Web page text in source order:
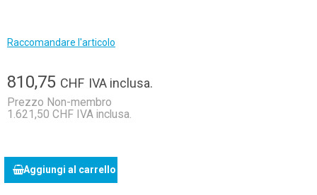
Raccomandare l'articolo
810,75 CHF IVA inclusa.
Prezzo Non-membro
1.621,50 CHF IVA inclusa.
Aggiungi al carrello